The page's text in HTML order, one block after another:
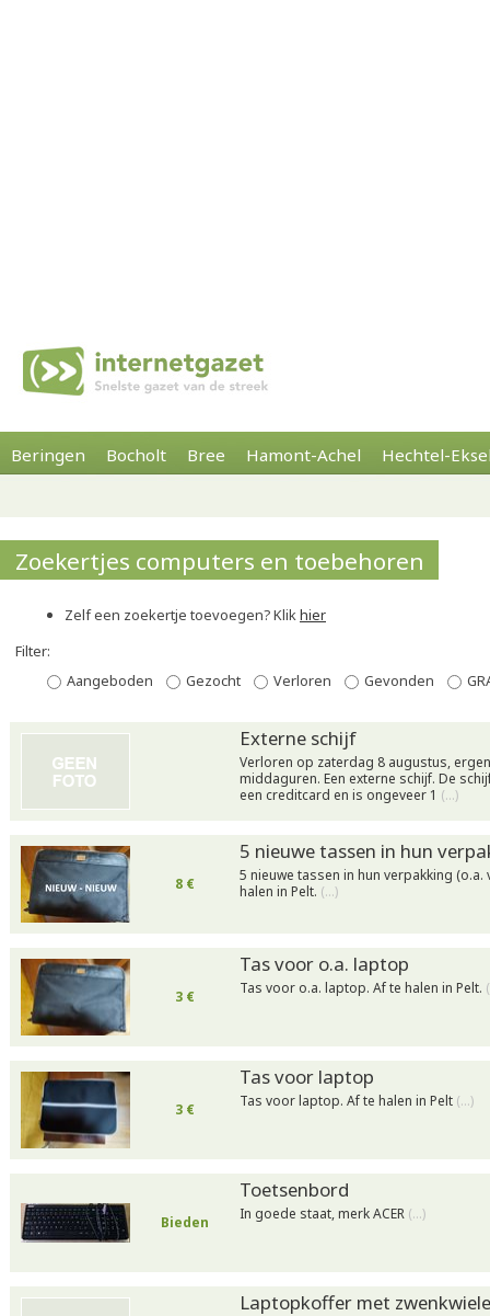
Beringen Bocholt Bree Hamont-Achel Hechtel-
Zoekertjes computers en toebehoren
Zelf een zoekertje toevoegen? Klikhier
Filter:
Aangeboden
Gezocht Verloren Gevonden
Externe schijf
Verloren op zaterdag 8 augustus,
middaguren. Een externe schijf. De
een creditcard en is ongeveer 1 (…)
8 €
5 nieuwe tassen in hun
5 nieuwe tassen in hun verpakking
halen in Pelt. (…)
3 €
Tas voor o.a. laptop
Tas voor o.a. laptop. Af te halen in Pelt.
3 €
Tas voor laptop
Tas voor laptop. Af te halen in Pelt (…)
Bieden
Toetsenbord
In goede staat, merk ACER (…)
Laptopkoffer met